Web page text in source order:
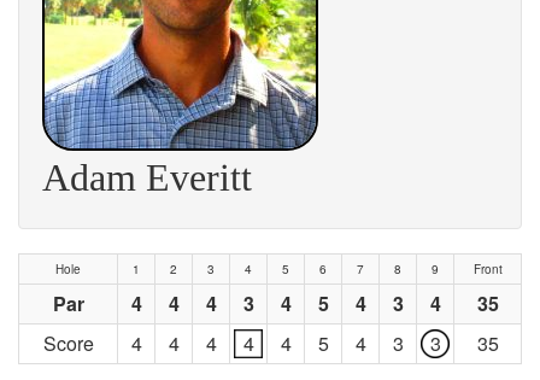
Adam Everitt
Hole 1 2 3 4 5 6 7 8 9 Front
Par 4 4 4 3 4 5 4 3 4
35
Score
4 4 4 4 4 5 4 3 3 35